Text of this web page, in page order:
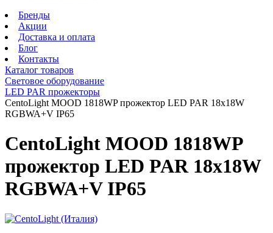
Бренды
Акции
Доставка и оплата
Блог
Контакты
Каталог товаров
Световое оборудование
LED PAR прожекторы
CentoLight MOOD 1818WP прожектор LED PAR 18x18W
RGBWA+V IP65
CentoLight MOOD 1818WP
прожектор LED PAR 18x18W
RGBWA+V IP65